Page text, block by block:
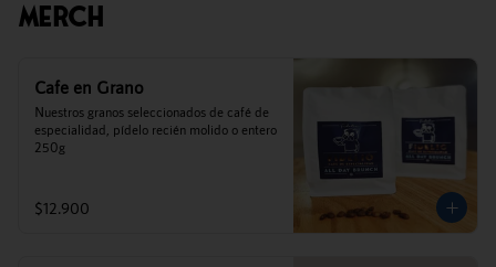
Merch
Cafe en Grano
Nuestros granos seleccionados de café de
especialidad, pídelo recién molido o entero
250g
$12.900